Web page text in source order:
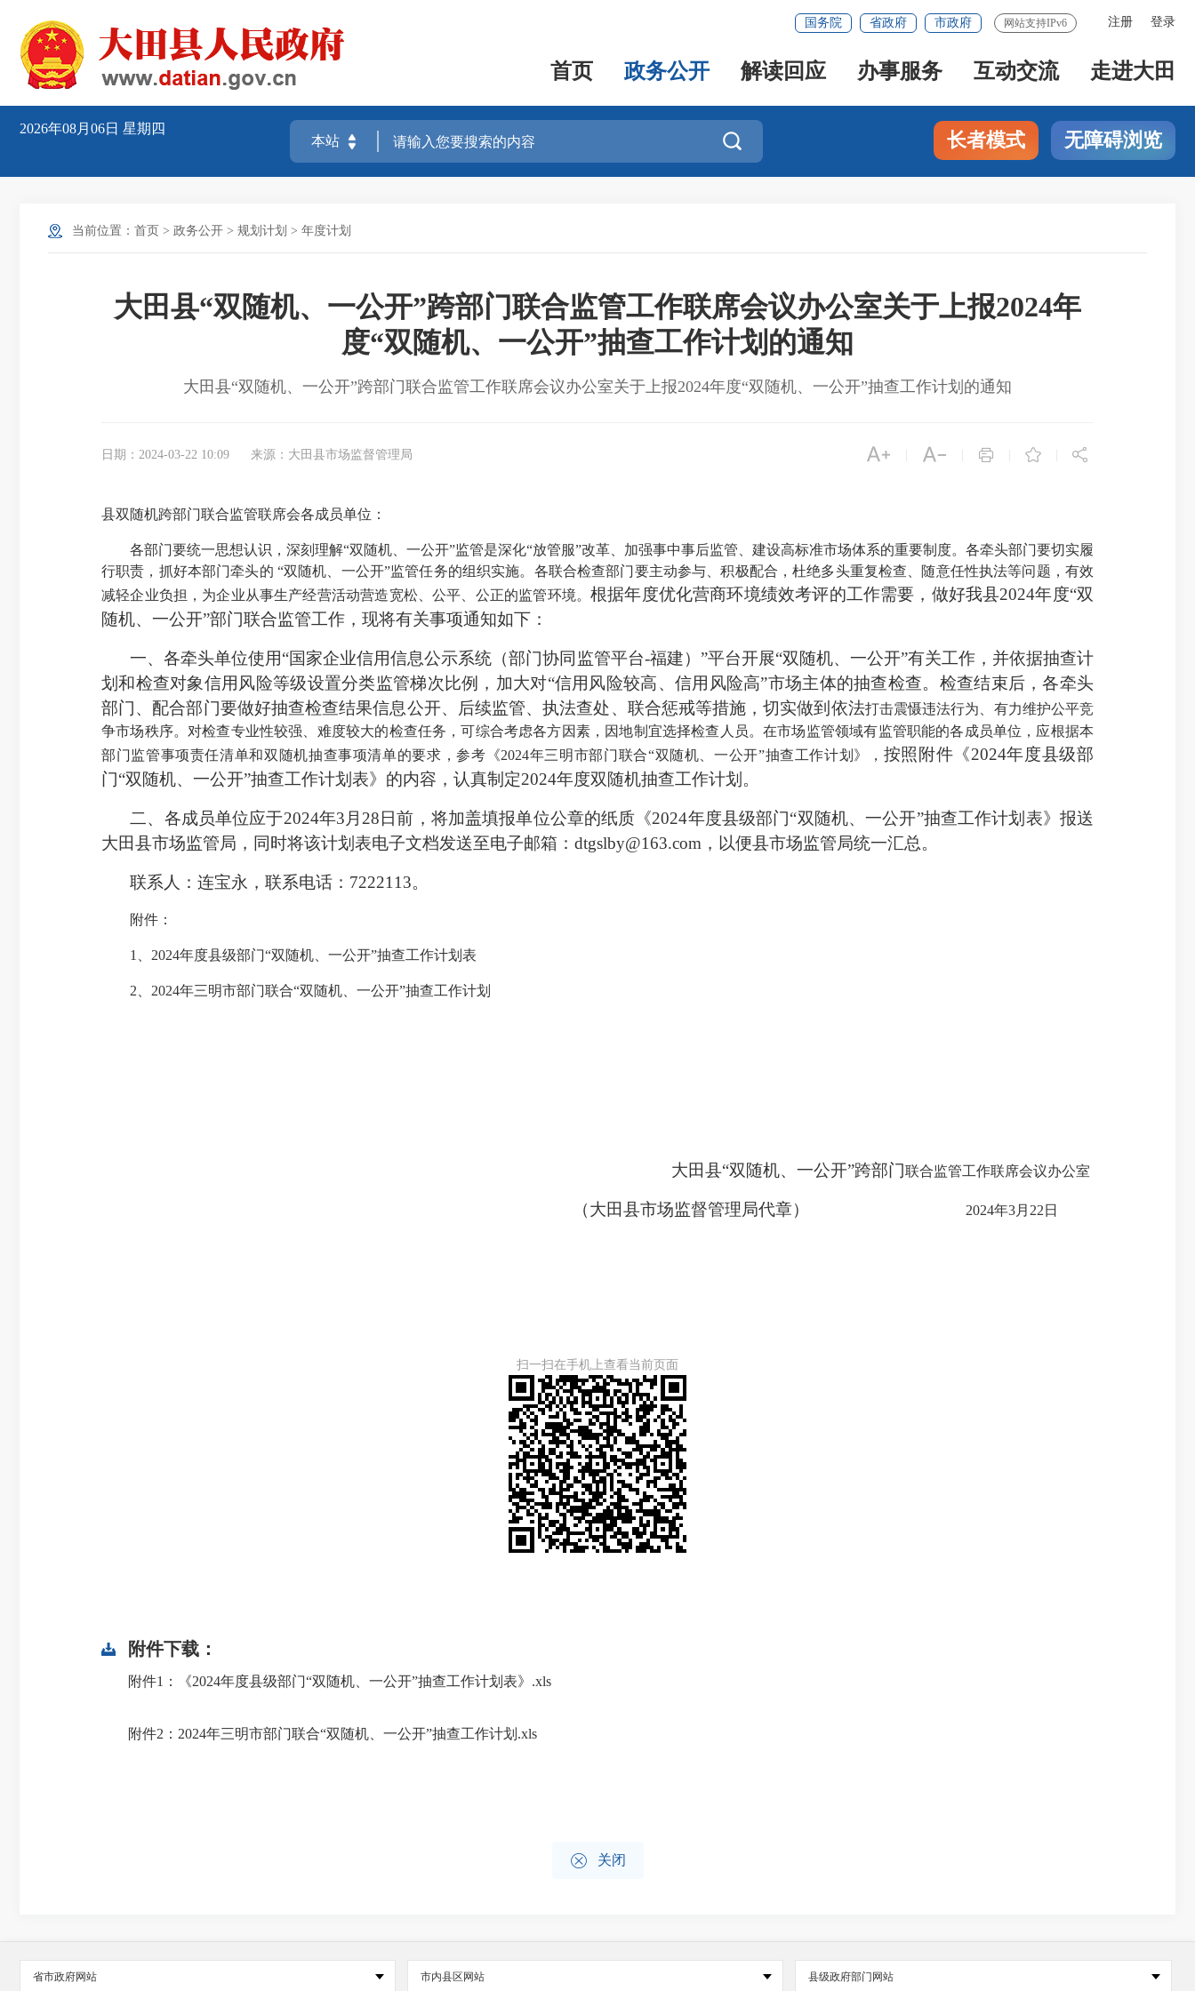
注册 登录
国务院 省政府 市政府 网站支持IPv6
首页 政务公开 解读回应 办事服务 互动交流 走进大田
2026年08月06日 星期四
 长者模式 无障碍浏览
当前位置： 首页 > 政务公开 > 规划计划 > 年度计划
大田县“双随机、一公开”跨部门联合监管工作联席会议办公室关于上报2024年
度“双随机、一公开”抽查工作计划的通知
大田县“双随机、一公开”跨部门联合监管工作联席会议办公室关于上报2024年度“双随机、一公开”抽查工作计划的通知
日期：2024-03-22 10:09 来源：大田县市场监督管理局     
县双随机跨部门联合监管联席会各成员单位：
各部门要统一思想认识，深刻理解“双随机、一公开”监管是深化“放管服”改革、加强事中事后监管、建设高标准市场体系的重要制度。各牵头部门要切实履
行职责，抓好本部门牵头的 “双随机、一公开”监管任务的组织实施。各联合检查部门要主动参与、积极配合，杜绝多头重复检查、随意任性执法等问题，有效
减轻企业负担，为企业从事生产经营活动营造宽松、公平、公正的监管环境。根据年度优化营商环境绩效考评的工作需要，做好我县2024年度“双
随机、一公开”部门联合监管工作，现将有关事项通知如下：
一、各牵头单位使用“国家企业信用信息公示系统（部门协同监管平台-福建）”平台开展“双随机、一公开”有关工作，并依据抽查计
划和检查对象信用风险等级设置分类监管梯次比例，加大对“信用风险较高、信用风险高”市场主体的抽查检查。检查结束后，各牵头
部门、配合部门要做好抽查检查结果信息公开、后续监管、执法查处、联合惩戒等措施，切实做到依法打击震慑违法行为 、有力维护公平竞
争市场秩序。对检查专业性较强、难度较大的检查任务，可综合考虑各方因素，因地制宜选择检查人员。在市场监管领域有监管职能的各成员单位，应根据本
部门监管事项责任清单和双随机抽查事项清单的要求，参考《2024年三明市部门联合“双随机、一公开”抽查工作计划》， 按照附件《2024年度县级部
门“双随机、一公开”抽查工作计划表》的内容，认真制定2024年度双随机抽查工作计划。
二、各成员单位应于2024年3月28日前，将加盖填报单位公章的纸质《2024年度县级部门“双随机、一公开”抽查工作计划表》报送
大田县市场监管局，同时将该计划表电子文档发送至电子邮箱：dtgslby@163.com，以便县市场监管局统一汇总。
联系人：连宝永，联系电话： 7222113。
附件：
1、 2024年度县级部门“双随机、一公开”抽查工作计划表
2、2024年三明市部门联合“双随机、一公开”抽查工作计划
大田县“双随机、一公开”跨部门联合监管工作联席会议办公室
（大田县市场监督管理局代章） 2024年3月22日
扫一扫在手机上查看当前页面
附件下载：
附件1：《2024年度县级部门“双随机、一公开”抽查工作计划表》.xls
附件2：2024年三明市部门联合“双随机、一公开”抽查工作计划.xls
 关闭
省市政府网站 市内县区网站 县级政府部门网站